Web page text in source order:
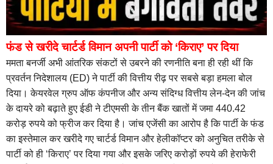
फंड से खरीदे चार्टर्ड विमान अपनी पार्टी को ‘किराए’ पर दिया
ममता बनर्जी अभी आंतरिक संकटों से उबरने की रणनीति बना ही रही थीं कि
प्रवर्तन निदेशालय (ED) ने पार्टी की वित्तीय रीढ़ पर सबसे बड़ा हमला बोल
दिया। केयरवेल ग्रुप ऑफ कंपनीज और अन्य संदिग्ध वित्तीय लेन-देन की जांच
के दायरे को बढ़ाते हुए ईडी ने टीएमसी के तीन बैंक खातों में जमा 440.42
करोड़ रुपये को फ्रीज कर दिया है। जांच एजेंसी का आरोप है कि पार्टी के फंड
का इस्तेमाल कर खरीदे गए चार्टर्ड विमान और हेलीकॉप्टर को अनुचित तरीके से
पार्टी को ही ‘किराए’ पर दिया गया और इसके जरिए करोड़ों रुपये की हेराफेरी